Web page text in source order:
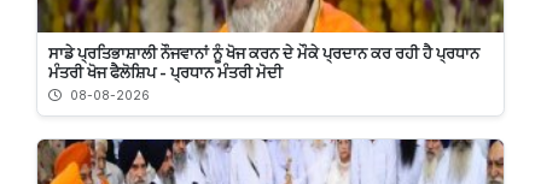
ਸਾਡੇ ਪ੍ਰਤਿਭਾਸ਼ਾਲੀ ਨੌਜਵਾਨਾਂ ਨੂੰ ਖੋਜ ਕਰਨ ਦੇ ਮੌਕੇ ਪ੍ਰਦਾਨ ਕਰ ਰਹੀ ਹੈ ਪ੍ਰਧਾਨ
ਮੰਤਰੀ ਖੋਜ ਫੈਲੋਸ਼ਿਪ - ਪ੍ਰਧਾਨ ਮੰਤਰੀ ਮੋਦੀ
08-08-2026